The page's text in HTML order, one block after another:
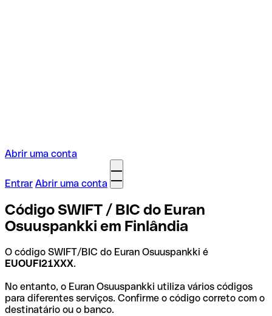
Abrir uma conta
Entrar Abrir uma conta
Código SWIFT / BIC do Euran
Osuuspankki em Finlândia
O código SWIFT/BIC do Euran Osuuspankki é
EUOUFI21XXX.
No entanto, o Euran Osuuspankki utiliza vários códigos
para diferentes serviços. Confirme o código correto com o
destinatário ou o banco.